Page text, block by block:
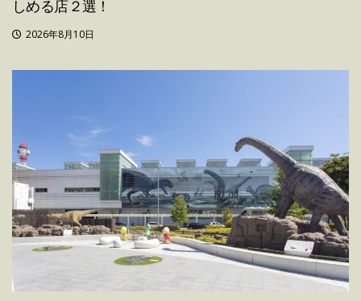
しめる店２選！
2026年8月10日